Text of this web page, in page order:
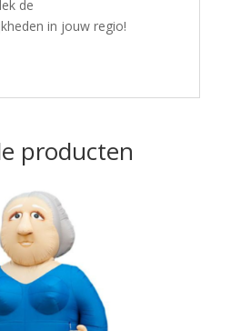
de
in jouw regio!
producten